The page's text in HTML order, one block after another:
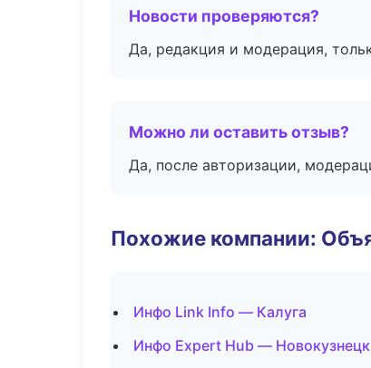
Новости проверяются?
Да, редакция и модерация,
Можно ли оставить отзыв?
Да, после авторизации,
Похожие компании:
Инфо Link Info — Калуга
Инфо Expert Hub — Новокузнецк